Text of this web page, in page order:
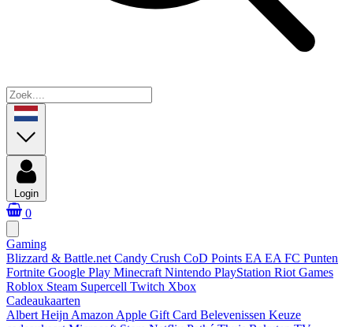
Login
0
Gaming
Blizzard & Battle.net Candy Crush CoD Points EA EA FC Punten
Fortnite Google Play Minecraft Nintendo PlayStation Riot Games
Roblox Steam Supercell Twitch Xbox
Cadeaukaarten
Albert Heijn Amazon Apple Gift Card Belevenissen Keuze